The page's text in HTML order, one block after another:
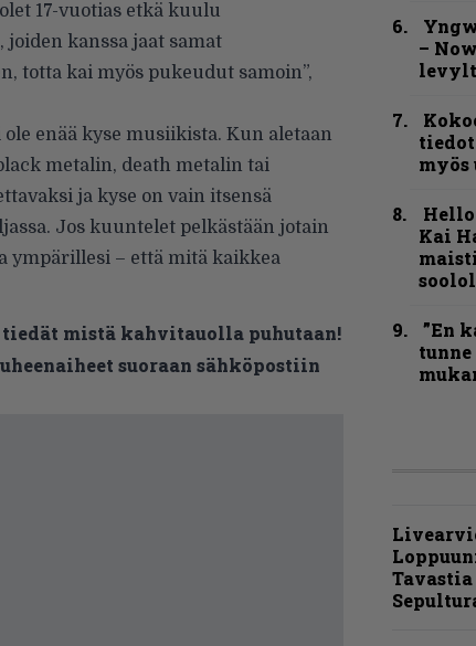
17-vuotias etkä kuulu
kanssa jaat samat
totta kai myös pukeudut samoin”,
enää kyse musiikista. Kun aletaan
metalin, death metalin tai
ja kyse on vain itsensä
Jos kuuntelet pelkästään jotain
ympärillesi – että mitä kaikkea
mistä kahvitauolla puhutaan!
suoraan sähköpostiin
–
myös
Kai
”En